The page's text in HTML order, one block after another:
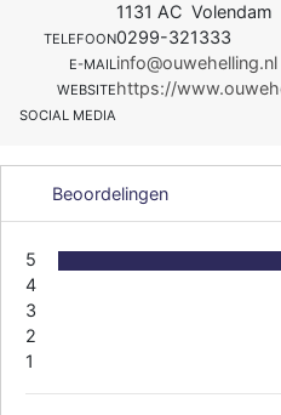
1131 AC Volendam
TELEFOON0299-321333
E-MAILinfo@ouwehelling.nl
WEBSITEhttps://
SOCIAL MEDIA
Beoordelingen
5
4
3
2
1